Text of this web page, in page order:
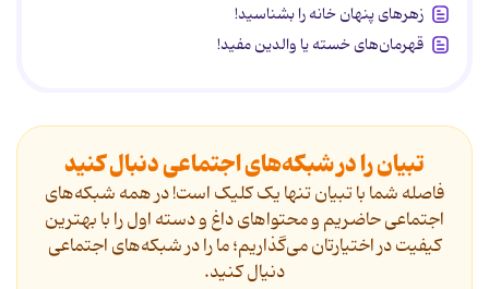
زهرهای پنهان خانه را بشناسید!
قهرمان‌های خسته یا والدین مفید!
تبیان را در شبکه‌های اجتماعی دنبال کنید
فاصله شما با تبیان تنها یک کلیک است! در همه شبکه‌های
اجتماعی حاضریم و محتواهای داغ و دسته اول را با بهترین
کیفیت در اختیارتان می‌گذاریم؛ ما را در شبکه‌های اجتماعی
دنیال کنید.